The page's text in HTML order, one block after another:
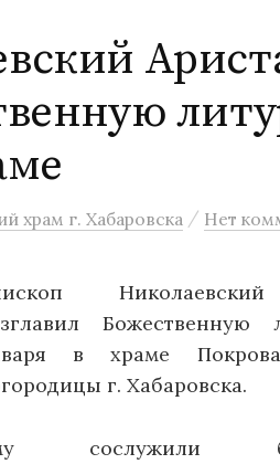
храм г. Хабаровска / Нет
Божественную
в храме
г. Хабаровска.
сослужили